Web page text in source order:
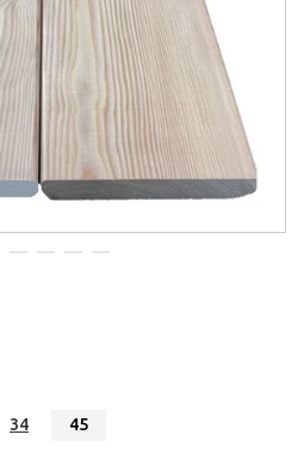
34 45